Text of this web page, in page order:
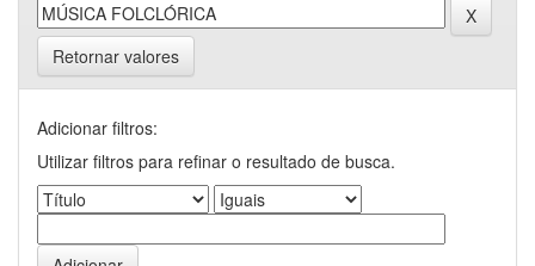
Retornar valores
Adicionar filtros:
Utilizar filtros para refinar o resultado de busca.